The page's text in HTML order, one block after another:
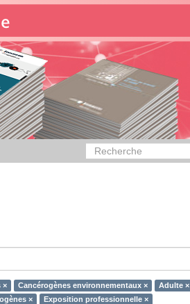
× Cancérogènes environnementaux ×
Adulte ×
× Exposition professionnelle ×